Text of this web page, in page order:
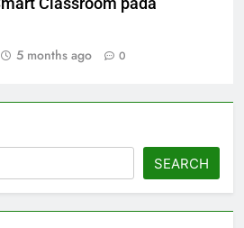
Classroom pada
5 months ago 0
SEARCH